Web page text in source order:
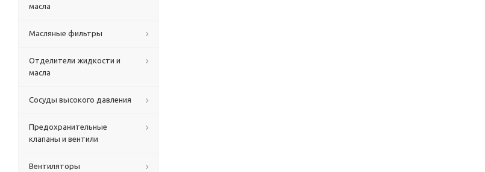
масла
Масляные фильтры
Отделители жидкости и
масла
Сосуды высокого давления
Предохранительные
клапаны и вентили
Вентиляторы